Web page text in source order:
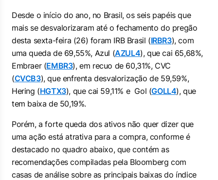
Desde o início do ano, no Brasil, os seis papéis que
mais se desvalorizaram até o fechamento do pregão
desta sexta-feira (26) foram IRB Brasil (IRBR3), com
uma queda de 69,55%, Azul (AZUL4), que cai 65,68%,
Embraer (EMBR3), em recuo de 60,31%, CVC
(CVCB3), que enfrenta desvalorização de 59,59%,
Hering (HGTX3), que cai 59,11% e Gol (GOLL4), que
tem baixa de 50,19%.
Porém, a forte queda dos ativos não quer dizer que
uma ação está atrativa para a compra, conforme é
destacado no quadro abaixo, que contém as
recomendações compiladas pela Bloomberg com
casas de análise sobre as principais baixas do índice